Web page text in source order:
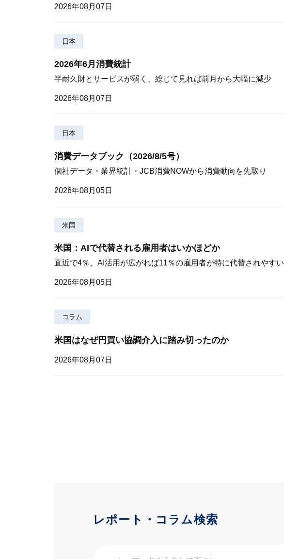
2026年08月07日
日本
2026年6月消費統計
半耐久財とサービスが弱く、総じて見れば前月から大幅に減少
2026年08月07日
日本
消費データブック（2026/8/5号）
個社データ・業界統計・JCB消費NOWから消費動向を先取り
2026年08月05日
米国
米国：AIで代替される雇用者はいかほどか
直近で4％、AI活用が広がれば11％の雇用者が特に代替されやすい
2026年08月05日
コラム
米国はなぜ円買い協調介入に踏み切ったのか
2026年08月07日
レポート・コラム検索